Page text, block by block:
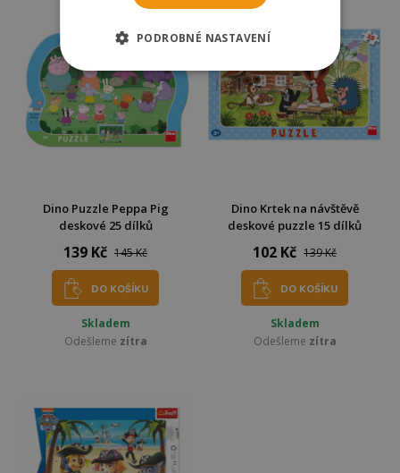
Dino Puzzle Peppa Pig
deskové 25 dílků
139 Kč 145 Kč
DO KOŠÍKU
Skladem
Odešleme zítra
Dino Krtek na návštěvě
deskové puzzle 15 dílků
102 Kč 139 Kč
DO KOŠÍKU
Skladem
Odešleme zítra
PODROBNÉ NASTAVENÍ